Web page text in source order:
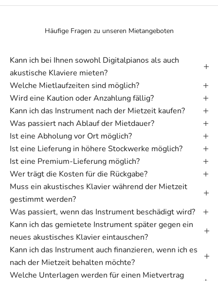
Häufige Fragen zu unseren Mietangeboten
Kann ich bei Ihnen sowohl Digitalpianos als auch
akustische Klaviere mieten?
Welche Mietlaufzeiten sind möglich?
Wird eine Kaution oder Anzahlung fällig?
Kann ich das Instrument nach der Mietzeit kaufen?
Was passiert nach Ablauf der Mietdauer?
Ist eine Abholung vor Ort möglich?
Ist eine Lieferung in höhere Stockwerke möglich?
Ist eine Premium-Lieferung möglich?
Wer trägt die Kosten für die Rückgabe?
Muss ein akustisches Klavier während der Mietzeit
gestimmt werden?
Was passiert, wenn das Instrument beschädigt wird?
Kann ich das gemietete Instrument später gegen ein
neues akustisches Klavier eintauschen?
Kann ich das Instrument auch finanzieren, wenn ich es
nach der Mietzeit behalten möchte?
Welche Unterlagen werden für einen Mietvertrag